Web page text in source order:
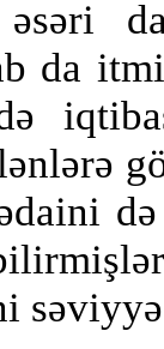
əsəri
da